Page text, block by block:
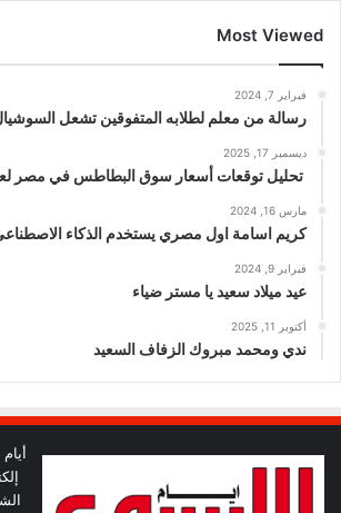
Most Viewed
فبراير 7, 2024
رسالة من معلم لطلابه المتفوقين تشعل
ديسمبر 17, 2025
تحليل توقعات أسعار سوق البطاطس في مصر لعام
مارس 16, 2024
كريم اسامة اول مصري يستخدم الذكاء
فبراير 9, 2024
عيد ميلاد سعيد يا مستر ضياء
أكتوبر 11, 2025
ندي ومحمد مبروك الزفاف السعيد